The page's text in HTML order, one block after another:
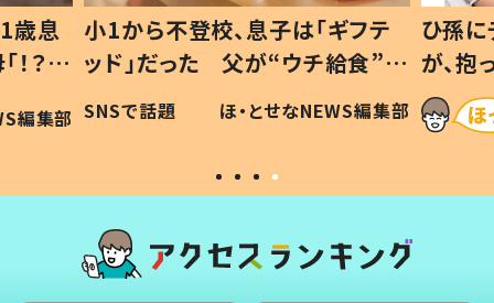
フテ
食”を
編集部
ひ孫にデレデレな80歳じいじ
が、抱っこすると…ひ孫の反応に
「涙が出ました」「可愛くて仕方な
い」
ほ・とせなNEWS編集部